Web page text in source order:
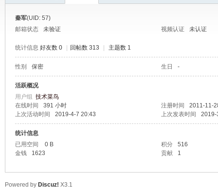
秦军(UID: 57)
邮箱状态
未验证 视频认证 未认证
统计信息 好友数 0 回帖数 313 主题数 1
性别 保密 生日 -
活跃概况
用户组 技术菜鸟
在线时间
391 小时 注册时间
2011-11-
上次活动时间
2019-4-7 20:43 上次发表时间 2019-
统计信息
已用空间
0 B 积分
516
金钱
1623 贡献 1
Powered by Discuz! X3.1